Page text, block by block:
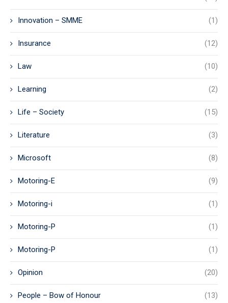
Innovation – SMME (1)
Insurance (12)
Law (10)
Learning (2)
Life – Society (15)
Literature (3)
Microsoft (8)
Motoring-E (9)
Motoring-i (1)
Motoring-P (1)
Motoring-P (1)
Opinion (20)
People – Bow of Honour (13)